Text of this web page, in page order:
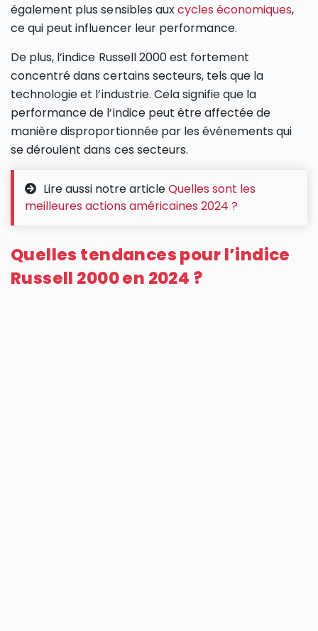
également plus sensibles auxcycles économiques,
ce qui peut influencer leur performance.
De plus, l’indice Russell 2000 est fortement
concentré dans certains secteurs, tels que la
technologie et l’industrie. Cela signifie que la
performance de l’indice peut être affectée de
manière disproportionnée par les événements qui
se déroulent dans ces secteurs.
Lire aussi notre articleQuelles sont les
meilleures actions américaines 2024 ?
Quelles tendances pour l’indice
Russell 2000 en 2024 ?